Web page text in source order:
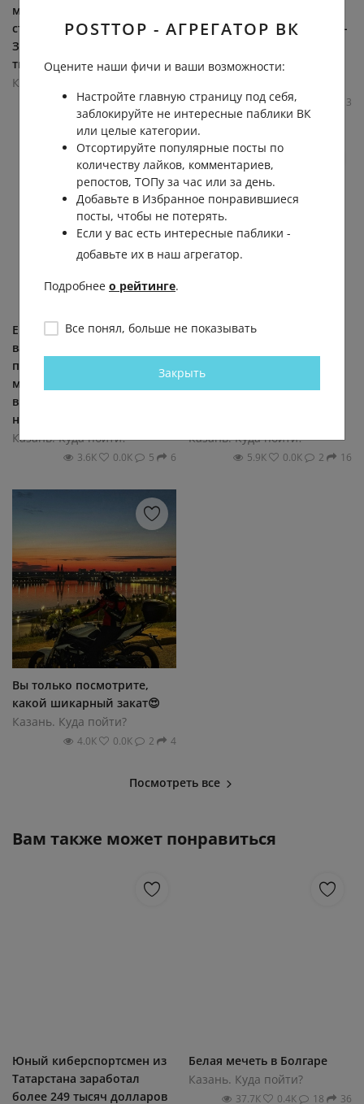
можно заглянуть в
стрелковый клуб «Булат».
Здесь можно пострелять в
тире,... (видео)
Казань. Куда пойти?
5.9К 0.0К 0 28
пройдет открытый мастер-
танцу....
5.4К 0.0К 3
Еще один классный
вариант для вечерней
прогулки — пройтись по
мосту Миллениум. С
высоты открываются
невероятные виды на...
Казань. Куда пойти?
3.6К 0.0К 5 6
В Свияжске на этих
Казань. Куда пойти?
5.9К 0.0К 2 16
Вы только посмотрите,
какой шикарный закат😍
Казань. Куда пойти?
4.0К 0.0К 2 4
Посмотреть все
Вам также может понравиться
Юный киберспортсмен из
Татарстана заработал
более 249 тысяч долларов
Белая мечеть в Болгаре
Казань. Куда пойти?
37.7К 0.4К 18 36
POSTTOP - АГРЕГАТОР ВК
Оцените наши фичи и ваши возможности:
Настройте главную страницу под себя,
заблокируйте не интересные паблики ВК
или целые категории.
Отсортируйте популярные посты по
количеству лайков, комментариев,
репостов, ТОПу за час или за день.
Добавьте в Избранное понравившиеся
посты, чтобы не потерять.
Если у вас есть интересные паблики -
добавьте их в наш агрегатор.
Подробнее о рейтинге.
Все понял, больше не показывать
Закрыть